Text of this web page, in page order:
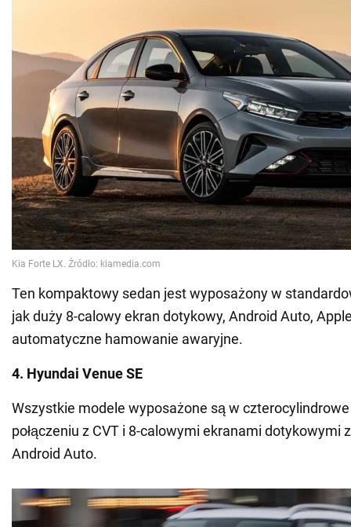
Ten kompaktowy sedan jest wyposażony w
jak duży 8-calowy ekran dotykowy, Android Auto,
automatyczne hamowanie awaryjne.
4. Hyundai Venue SE
Wszystkie modele wyposażone są w
połączeniu z CVT i 8-calowymi ekranami dotykowymi
Android Auto.